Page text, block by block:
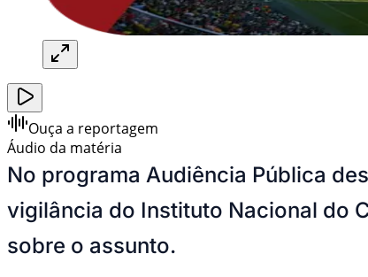
Ouça a reportagem
Áudio da matéria
No programa Audiência Pública
vigilância do Instituto Nacional do
sobre o assunto.